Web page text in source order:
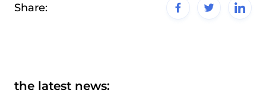
Share:
the latest news: